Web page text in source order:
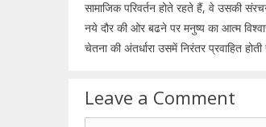
सामाजिक परिवर्तन होते रहते हैं, वे उसकी
नये दौर की ओर बढने पर मनुष्य का आत्म
चेतना की अंतर्धारा उसमें निरंतर प्रवाहित
Leave a Comment